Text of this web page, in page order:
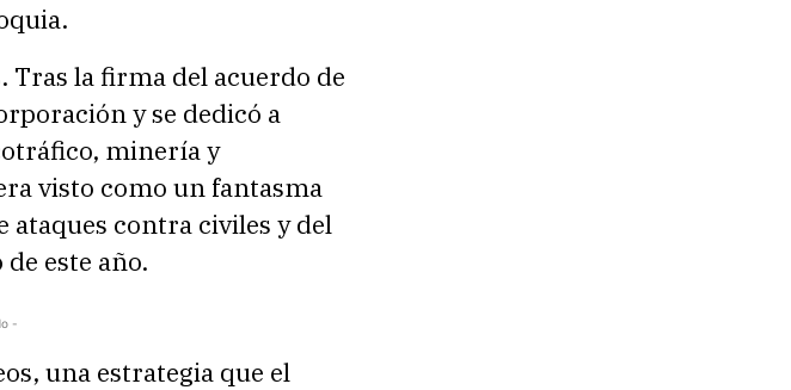
Tras la firma del acuerdo de
y se dedicó a
minería y
visto como un fantasma
ataques contra civiles y del
este año.
-
una estrategia que el